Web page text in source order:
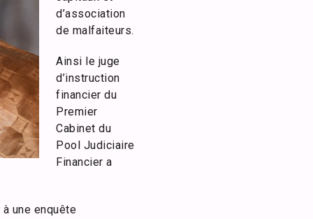
d’association
de malfaiteurs.
Ainsi le juge
d’instruction
financier du
Premier
Cabinet du
Pool Judiciaire
Financier a
une enquête